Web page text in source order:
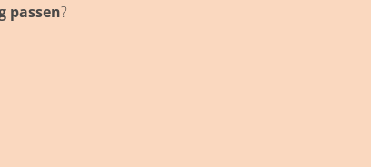
passen?